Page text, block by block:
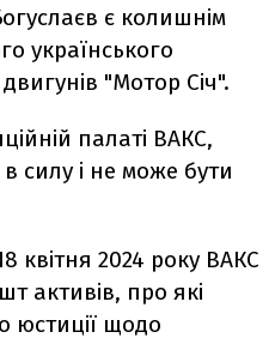
є колишнім
українського
"Мотор Січ".
палаті ВАКС,
силу і не може бути
квітня 2024 року ВАКС
активів, про які
юстиції щодо